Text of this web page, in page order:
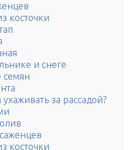
косточки
и снеге
за рассадой?
косточки